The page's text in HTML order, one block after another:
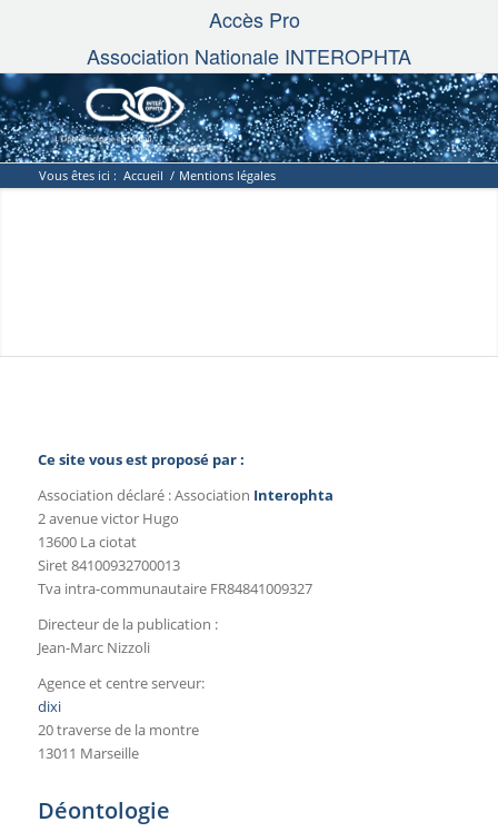
Accès Pro
Association Nationale INTEROPHTA
Vous êtes ici : Accueil / Mentions légales
Ce site vous est proposé par :
Association déclaré : Association Interophta
2 avenue victor Hugo
13600 La ciotat
Siret 84100932700013
Tva intra-communautaire FR84841009327
Directeur de la publication :
Jean-Marc Nizzoli
Agence et centre serveur:
dixi
20 traverse de la montre
13011 Marseille
Déontologie